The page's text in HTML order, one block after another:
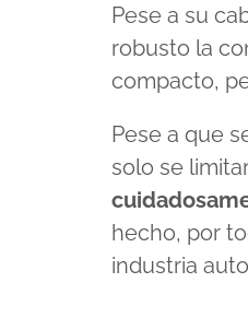
Pese a su
robusto la
compacto,
Pese a que
solo se
hecho, por
industria